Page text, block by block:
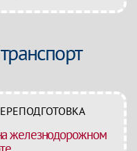
железнодорожном